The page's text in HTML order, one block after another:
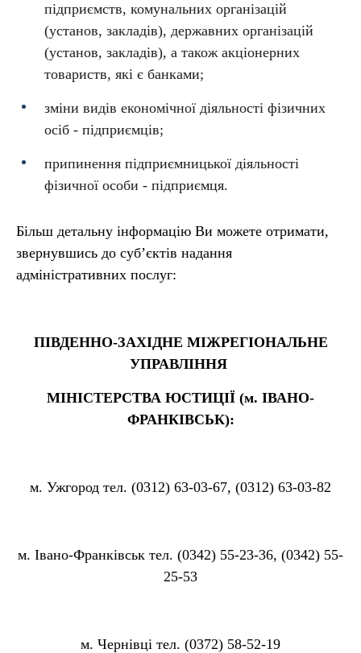
підприємств, комунальних організацій
(установ, закладів), державних організацій
(установ, закладів), а також акціонерних
товариств, які є банками;
зміни видів економічної діяльності фізичних
осіб - підприємців;
припинення підприємницької діяльності
фізичної особи - підприємця.
Більш детальну інформацію Ви можете отримати,
звернувшись до суб’єктів надання
адміністративних послуг:
ПІВДЕННО-ЗАХІДНЕ МІЖРЕГІОНАЛЬНЕ
УПРАВЛІННЯ
МІНІСТЕРСТВА ЮСТИЦІЇ (м. ІВАНО-
ФРАНКІВСЬК):
м. Ужгород тел. (0312) 63-03-67, (0312) 63-03-82
м. Івано-Франківськ тел. (0342) 55-23-36, (0342) 55-
25-53
м. Чернівці тел. (0372) 58-52-19